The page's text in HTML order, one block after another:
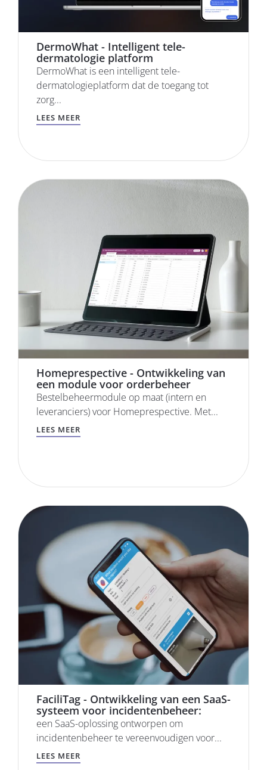
DermoWhat - Intelligent tele-
dermatologie platform
DermoWhat is een intelligent tele-
dermatologieplatform dat de toegang tot
zorg...
LEES MEER
Homeprespective - Ontwikkeling van
een module voor orderbeheer
Bestelbeheermodule op maat (intern en
leveranciers) voor Homeprespective. Met...
LEES MEER
FaciliTag - Ontwikkeling van een SaaS-
systeem voor incidentenbeheer:
een SaaS-oplossing ontworpen om
incidentenbeheer te vereenvoudigen voor...
LEES MEER